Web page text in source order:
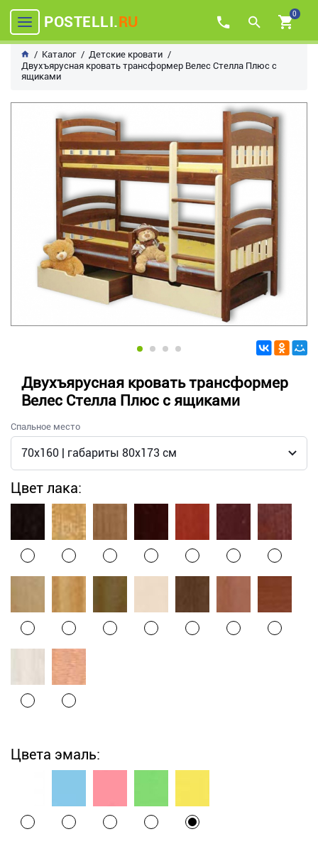
POSTELLI.RU 0
Каталог
Детские кровати
Двухъярусная кровать трансформер Велес Стелла Плюс с
ящиками
Двухъярусная кровать трансформер
Велес Стелла Плюс с ящиками
Спальное место
Цвет лака:
Цвета эмаль: